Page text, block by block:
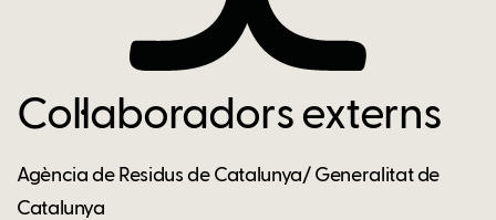
Col·laboradors externs
Agència de Residus de Catalunya/ Generalitat de
Catalunya